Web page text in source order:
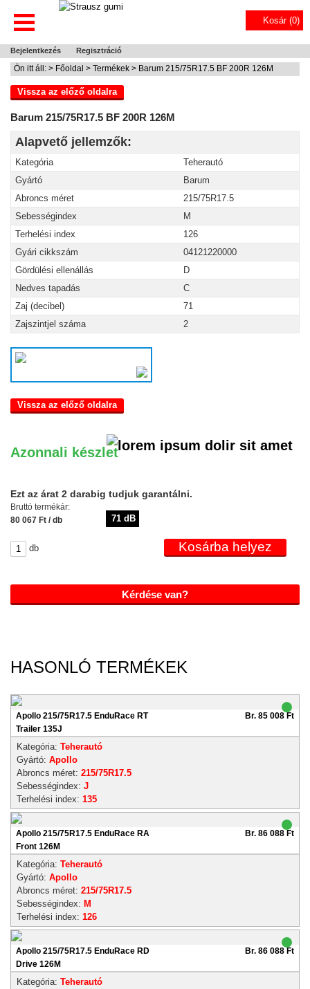
Kosár (0)
Bejelentkezés Regisztráció
Ön itt áll: > Főoldal > Termékek > Barum 215/75R17.5 BF 200R 126M
Vissza az előző oldalra
Barum 215/75R17.5 BF 200R 126M
Alapvető jellemzők:
Kategória
Teherautó
Gyártó
Barum
Abroncs méret
215/75R17.5
Sebességindex
M
Terhelési index
126
Gyári cikkszám
04121220000
Gördülési ellenállás
D
Nedves tapadás
C
Zaj (decibel)
71
Zajszintjel száma
2
71 dB
Vissza az előző oldalra
Azonnali készlet
Ezt az árat 2 darabig tudjuk garantálni.
Bruttó termékár:
80 067 Ft / db
db
Kérdése van?
HASONLÓ TERMÉKEK
Apollo 215/75R17.5 EnduRace RT
Trailer 135J
Br. 85 008 Ft
Kategória: Teherautó
Gyártó: Apollo
Abroncs méret: 215/75R17.5
Sebességindex: J
Terhelési index: 135
Apollo 215/75R17.5 EnduRace RA
Front 126M
Br. 86 088 Ft
Kategória: Teherautó
Gyártó: Apollo
Abroncs méret: 215/75R17.5
Sebességindex: M
Terhelési index: 126
Apollo 215/75R17.5 EnduRace RD
Drive 126M
Br. 86 088 Ft
Kategória: Teherautó